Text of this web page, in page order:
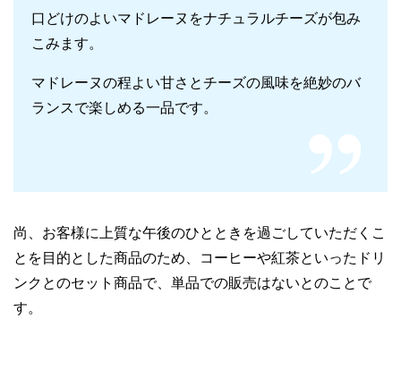
口どけのよいマドレーヌをナチュラルチーズが包み
こみます。
マドレーヌの程よい甘さとチーズの風味を絶妙のバ
ランスで楽しめる一品です。
尚、お客様に上質な午後のひとときを過ごしていただくこ
とを目的とした商品のため、コーヒーや紅茶といったドリ
ンクとのセット商品で、単品での販売はないとのことで
す。